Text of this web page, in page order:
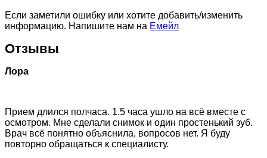
Если заметили ошибку или хотите добавить/изменить
информацию. Напишите нам на Емейл
Отзывы
Лора
Прием длился полчаса. 1.5 часа ушло на всё вместе с
осмотром. Мне сделали снимок и один простенький зуб.
Врач всё понятно объяснила, вопросов нет. Я буду
повторно обращаться к специалисту.